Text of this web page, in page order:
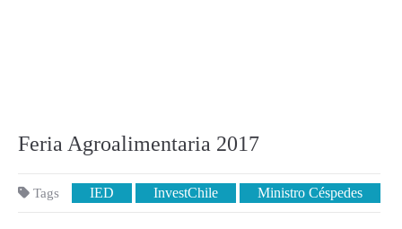
Feria Agroalimentaria 2017
Tags IED InvestChile Ministro Céspedes